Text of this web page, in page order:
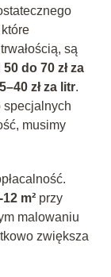
są
50 do 70 zł za
zł za litr.
specjalnych
musimy
12 m²przy
malowaniu
zwiększa